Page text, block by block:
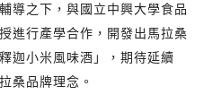
導之下，與國立中興大學食品
進行產學合作，開發出馬拉桑
迦小米風味酒」，期待延續
桑品牌理念。